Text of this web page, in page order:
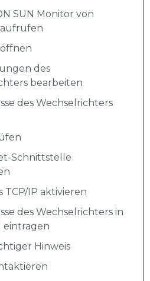
SUN Monitor von
des
bearbeiten
des Wechselrichters
Schnittstelle
TCP/IP aktivieren
des Wechselrichters in
eintragen
Hinweis